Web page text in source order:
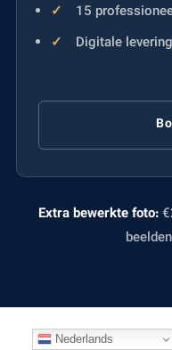
15
Digitale
Extra bewerkte foto:
Nederlands